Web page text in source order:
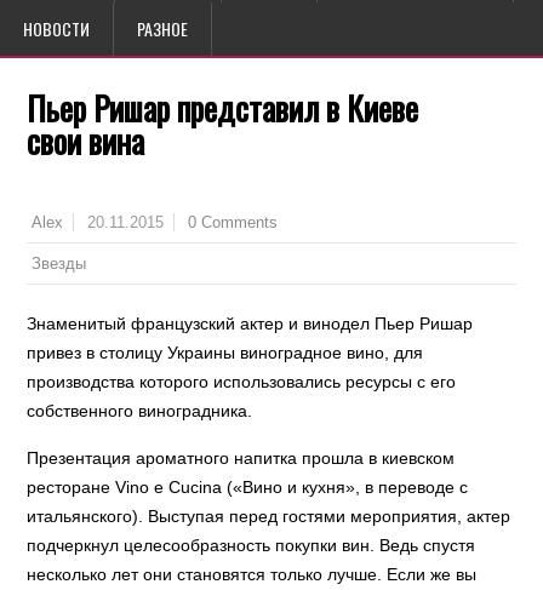
НОВОСТИ РАЗНОЕ
Пьер Ришар представил в Киеве
свои вина
Alex 20.11.2015 0 Comments
Звезды
Знаменитый французский актер и винодел Пьер Ришар
привез в столицу Украины виноградное вино, для
производства которого использовались ресурсы с его
собственного виноградника.
Презентация ароматного напитка прошла в киевском
ресторане Vino e Cucina («Вино и кухня», в переводе с
итальянского). Выступая перед гостями мероприятия, актер
подчеркнул целесообразность покупки вин. Ведь спустя
несколько лет они становятся только лучше. Если же вы